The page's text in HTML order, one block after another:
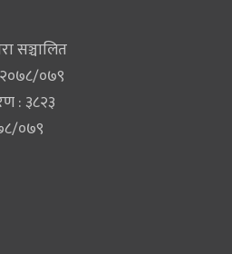
सञ्चालित
२०७८/०७९
: ३८२३
०७९